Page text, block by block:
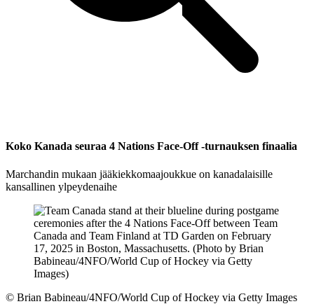
Koko Kanada seuraa 4 Nations Face-Off -turnauksen finaalia
Marchandin mukaan jääkiekkomaajoukkue on kanadalaisille
kansallinen ylpeydenaihe
© Brian Babineau/4NFO/World Cup of Hockey via Getty Images